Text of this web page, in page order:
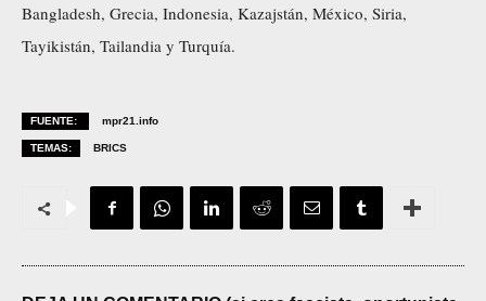
Bangladesh, Grecia, Indonesia, Kazajstán, México, Siria,
Tayikistán, Tailandia y Turquía.
FUENTE: mpr21.info
TEMAS: BRICS